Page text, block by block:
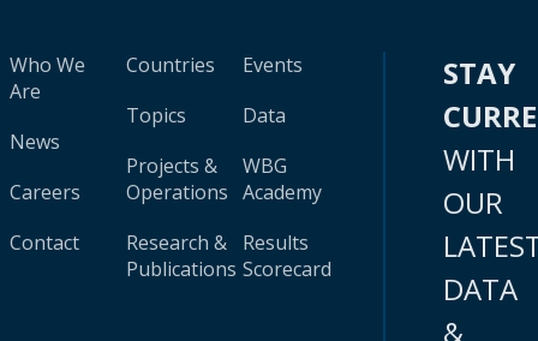
Who We
Are
News
Careers
Contact
Countries
Topics
Projects &
Operations
Research &
Publications
Events
Data
WBG
Academy
Results
Scorecard
STAY
WITH
OUR
DATA
&